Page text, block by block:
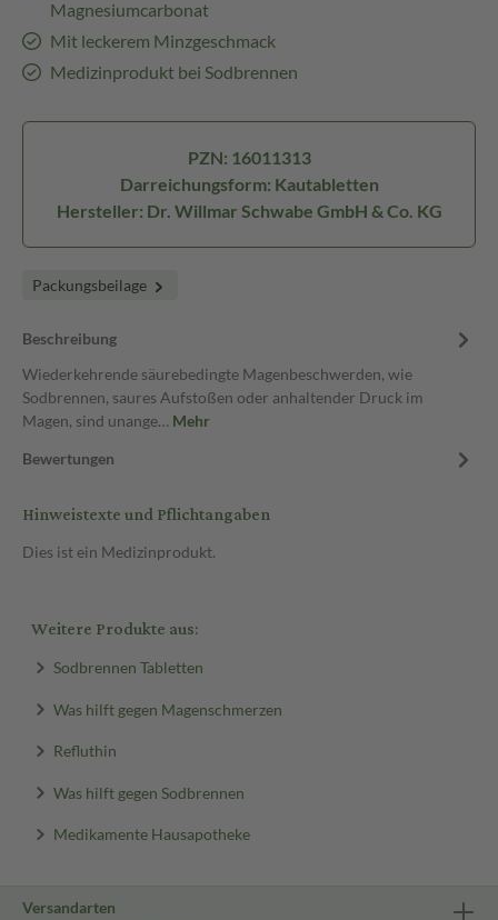
Magnesiumcarbonat
Mit leckerem Minzgeschmack
Medizinprodukt bei Sodbrennen
PZN: 16011313
Darreichungsform: Kautabletten
Hersteller: Dr. Willmar Schwabe GmbH & Co. KG
Packungsbeilage
Beschreibung
Wiederkehrende säurebedingte Magenbeschwerden, wie
Sodbrennen, saures Aufstoßen oder anhaltender Druck im
Magen, sind unange… Mehr
Bewertungen
Hinweistexte und Pflichtangaben
Dies ist ein Medizinprodukt.
Weitere Produkte aus:
Sodbrennen Tabletten
Was hilft gegen Magenschmerzen
Refluthin
Was hilft gegen Sodbrennen
Medikamente Hausapotheke
Versandarten